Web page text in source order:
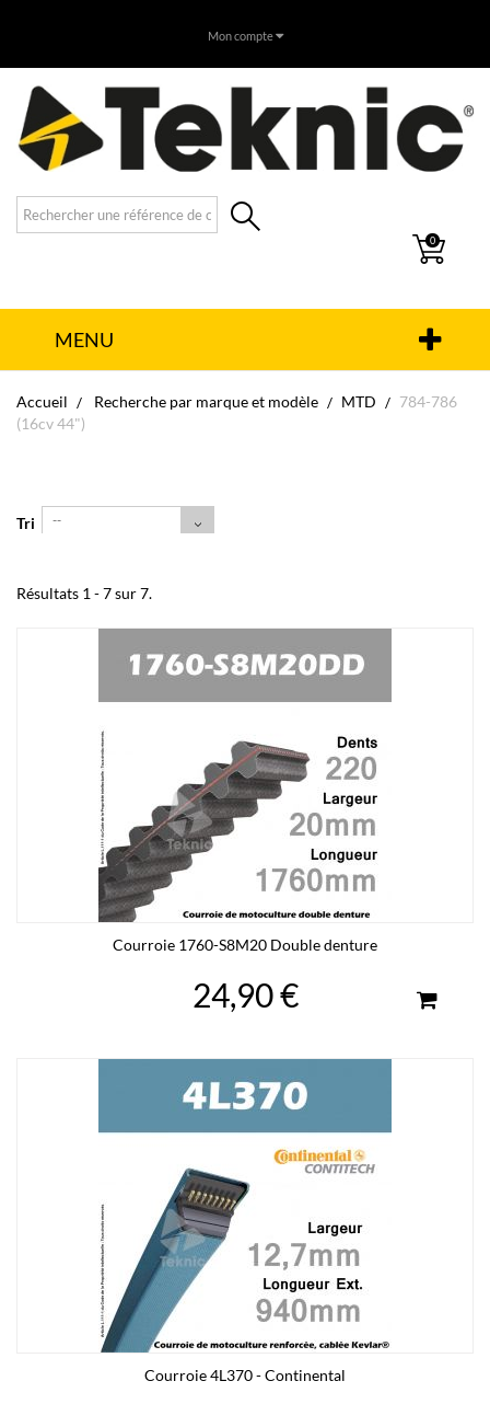
Mon compte
0
MENU
Accueil Recherche par marque et modèle MTD
784-786
(16cv 44")
Tri --
Résultats 1 - 7 sur 7.
Courroie 1760-S8M20 Double denture
24,90 €
Courroie 4L370 - Continental